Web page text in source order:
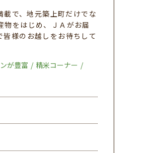
で、地元築上町だけでな
物をはじめ、ＪＡがお届
様のお越しをお待ちして
が豊富
精米コーナー